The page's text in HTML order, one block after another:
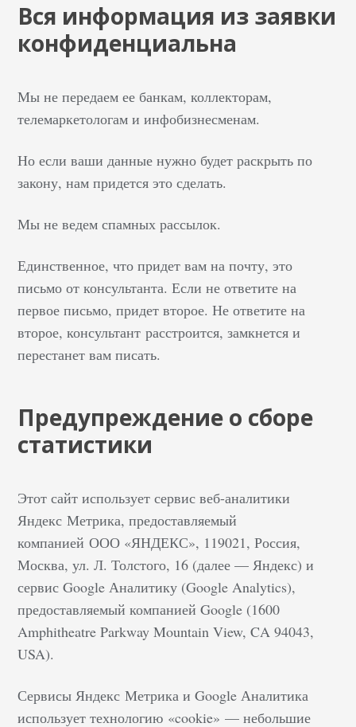
Вся информация из заявки
конфиденциальна
Мы не передаем ее банкам, коллекторам,
телемаркетологам и инфобизнесменам.
Но если ваши данные нужно будет раскрыть по
закону, нам придется это сделать.
Мы не ведем спамных рассылок.
Единственное, что придет вам на почту, это
письмо от консультанта. Если не ответите на
первое письмо, придет второе. Не ответите на
второе, консультант расстроится, замкнется и
перестанет вам писать.
Предупреждение о сборе
статистики
Этот сайт использует сервис веб-аналитики
Яндекс Метрика, предоставляемый
компанией ООО «ЯНДЕКС», 119021, Россия,
Москва, ул. Л. Толстого, 16 (далее — Яндекс) и
сервис Google Аналитику (Google Analytics),
предоставляемый компанией Google (1600
Amphitheatre Parkway Mountain View, CA 94043,
USA).
Сервисы Яндекс Метрика и Google Аналитика
использует технологию «cookie» — небольшие